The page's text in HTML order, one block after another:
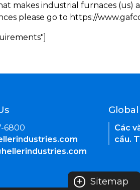
makes industrial furnaces (us)
please go to https://
6800
Các
cầu.
+ Sitemap